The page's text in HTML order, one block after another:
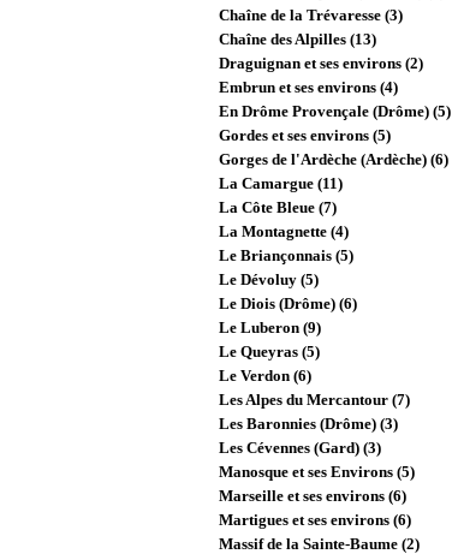
Chaîne de la Trévaresse (3)
Chaîne des Alpilles (13)
Draguignan et ses environs (2)
Embrun et ses environs (4)
En Drôme Provençale (Drôme) (5)
Gordes et ses environs (5)
Gorges de l'Ardèche (Ardèche) (6)
La Camargue (11)
La Côte Bleue (7)
La Montagnette (4)
Le Briançonnais (5)
Le Dévoluy (5)
Le Diois (Drôme) (6)
Le Luberon (9)
Le Queyras (5)
Le Verdon (6)
Les Alpes du Mercantour (7)
Les Baronnies (Drôme) (3)
Les Cévennes (Gard) (3)
Manosque et ses Environs (5)
Marseille et ses environs (6)
Martigues et ses environs (6)
Massif de la Sainte-Baume (2)